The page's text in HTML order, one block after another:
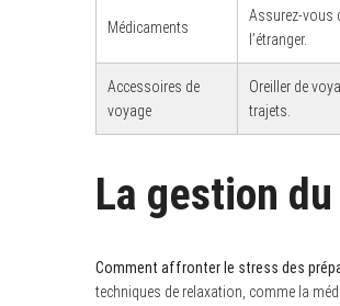
Médicaments
Assurez-vous
l’étranger.
Accessoires de
voyage
Oreiller de
trajets.
La gestion
Comment affronter le stress des
techniques de relaxation, comme la